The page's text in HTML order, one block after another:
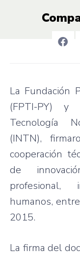
La Fundación
(FPTI-PY)
Tecnología
(INTN),
cooperación
de
profesional,
humanos,
2015.
La firma del